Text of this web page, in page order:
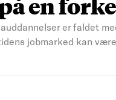
en
er faldet
jobmarked kan